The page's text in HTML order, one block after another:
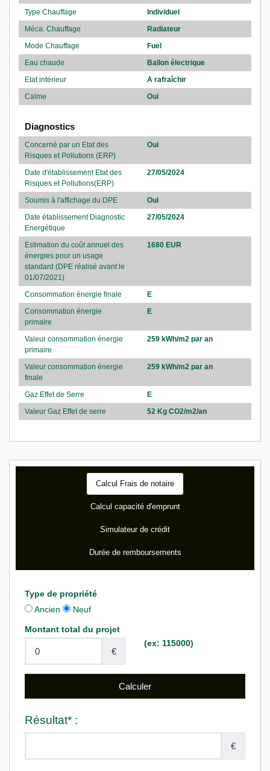
Type Chauffage
Individuel
Méca. Chauffage
Radiateur
Mode Chauffage
Fuel
Eau chaude
Ballon électrique
Etat intérieur
A rafraîchir
Calme
Oui
Diagnostics
Concerné par un Etat des
Risques et Pollutions (ERP)
Oui
Date d'établissement Etat des
Risques et Pollutions(ERP)
27/05/2024
Soumis à l'affichage du DPE
Oui
Date établissement Diagnostic
Energétique
27/05/2024
Estimation du coût annuel des
énergies pour un usage
standard (DPE réalisé avant le
01/07/2021)
1680 EUR
Consommation énergie finale
E
Consommation énergie
primaire
E
Valeur consommation énergie
primaire
259 kWh/m2 par an
Valeur consommation énergie
finale
259 kWh/m2 par an
Gaz Effet de Serre
E
Valeur Gaz Effet de serre
52 Kg CO2/m2/an
Calcul Frais de notaire
Calcul capacité d'emprunt
Simulateur de crédit
Durée de remboursements